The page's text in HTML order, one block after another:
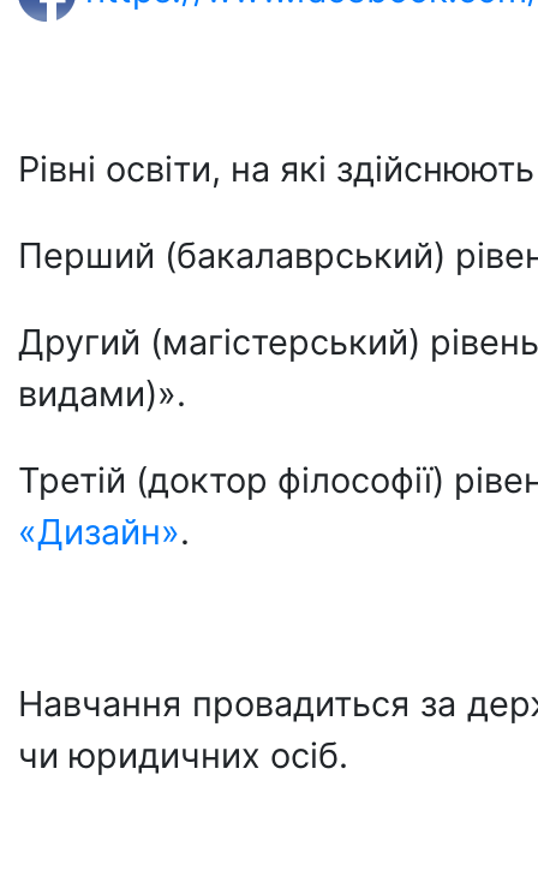
Рівні освіти, на які
Перший (бакалаврський)
Другий (магістерський)
видами)».
Третій (доктор філософії)
«Дизайн».
Навчання провадиться за
чи юридичних осіб.